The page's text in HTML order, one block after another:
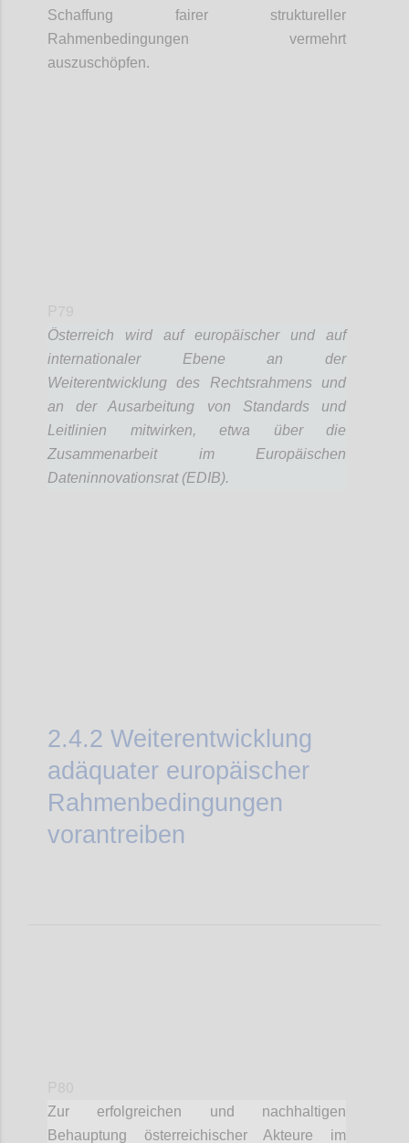
Schaffung fairer struktureller
Rahmenbedingungen vermehrt
auszuschöpfen.
Österreich wird auf europäischer und auf
internationaler Ebene an der
Weiterentwicklung des Rechtsrahmens und
an der Ausarbeitung von Standards und
Leitlinien mitwirken, etwa über die
Zusammenarbeit im Europäischen
Dateninnovationsrat (EDIB).
2.4.2 Weiterentwicklung
adäquater europäischer
Rahmenbedingungen
vorantreiben
Zur erfolgreichen und nachhaltigen
Behauptung österreichischer Akteure im